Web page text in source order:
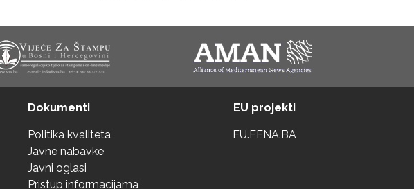
Dokumenti
Politika kvaliteta
Javne nabavke
Javni oglasi
Pristup informacijama
EU projekti
EU.FENA.BA